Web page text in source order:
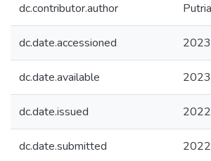
dc.contributor.author
dc.date.accessioned
dc.date.available
dc.date.issued 2022
dc.date.submitted 2022